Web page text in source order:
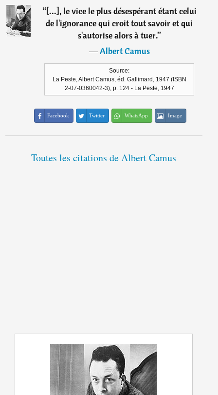
“[...], le vice le plus désespérant étant celui
de l'ignorance qui croit tout savoir et qui
s'autorise alors à tuer.”
―Albert Camus
Source:
La Peste, Albert Camus, éd. Gallimard, 1947 (ISBN
2-07-0360042-3), p. 124 - La Peste, 1947
Facebook Twitter WhatsApp Image
Toutes les citations de Albert Camus